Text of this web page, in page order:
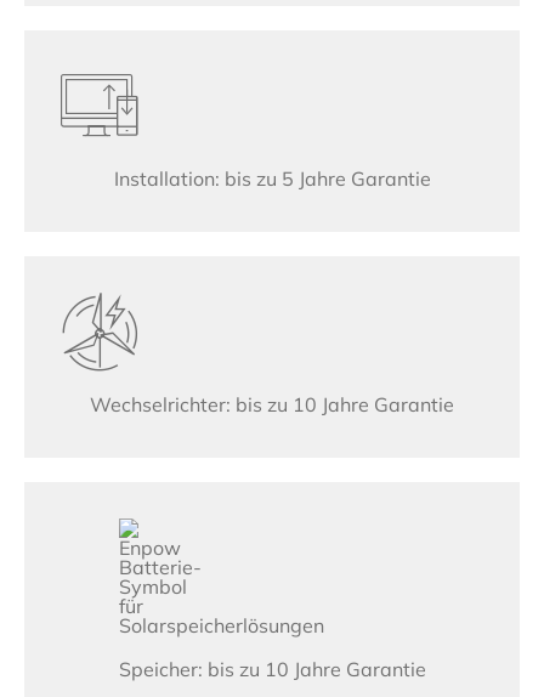
Installation: bis zu 5 Jahre Garantie
Wechselrichter: bis zu 10 Jahre Garantie
Speicher: bis zu 10 Jahre Garantie